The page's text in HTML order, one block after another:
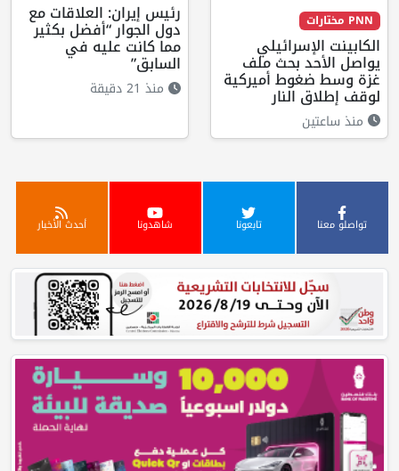
PNN مختارات
الكابينت الإسرائيلي
يواصل الأحد بحث ملف
غزة وسط ضغوط أميركية
لوقف إطلاق النار
منذ ساعتين
رئيس إيران: العلاقات مع
دول الجوار “أفضل بكثير
مما كانت عليه في
السابق”
منذ 21 دقيقة
تواصلو معنا تابعونا شاهدونا أحدث الأخبار